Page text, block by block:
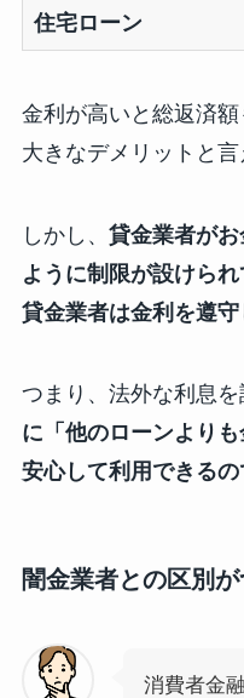
住宅ローン
金利が高いと総返済額
大きなデメリットと言
しかし、 貸金業者が
ように制限が設けら
貸金業者は金利を遵守
つまり、法外な利息を
に「他のローンよりも
安心して利用できるの
闇金業者との区別
消費者金